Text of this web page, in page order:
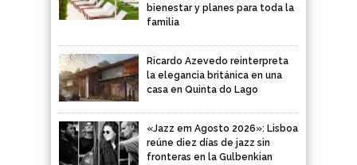
bienestar y planes para toda la
familia
Ricardo Azevedo reinterpreta
la elegancia británica en una
casa en Quinta do Lago
«Jazz em Agosto 2026»: Lisboa
reúne diez días de jazz sin
fronteras en la Gulbenkian